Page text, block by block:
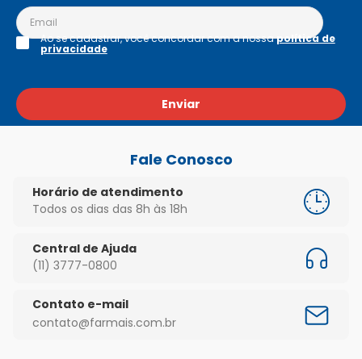
Enviar
Ao se cadastrar, você concordar com a nossapolítica de
privacidade
Fale Conosco
Horário de atendimento
Todos os dias das 8h às 18h
Central de Ajuda
(11) 3777-0800
Contato e-mail
contato@farmais.com.br